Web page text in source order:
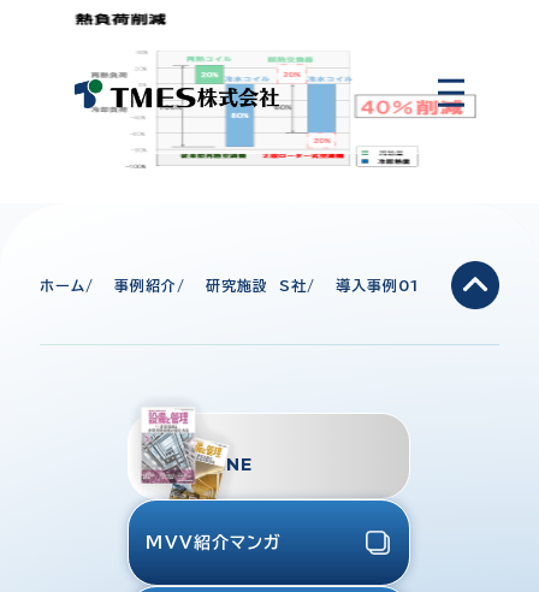
ホーム 事例紹介 研究施設 S社 導入事例01
TMES
MAGAZINE
MVV紹介マンガ